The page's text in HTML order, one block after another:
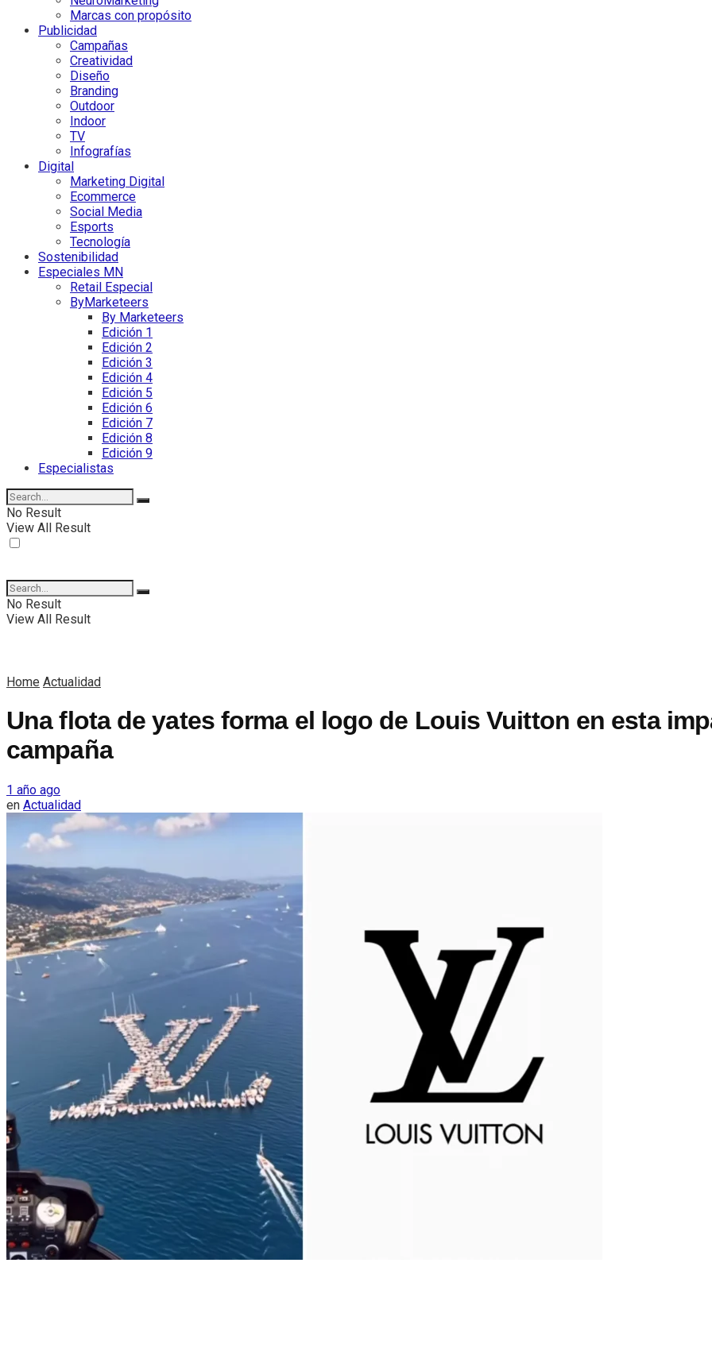
Marcas con propósito
Publicidad
Campañas
Creatividad
Diseño
Branding
Outdoor
Indoor
TV
Infografías
Digital
Marketing Digital
Ecommerce
Social Media
Esports
Tecnología
Sostenibilidad
Especiales MN
Retail Especial
ByMarketeers
By Marketeers
Edición 1
Edición 2
Edición 3
Edición 4
Edición 5
Edición 6
Edición 7
Edición 8
Edición 9
Especialistas
No Result
View All Result
No Result
View All Result
Home Actualidad
Una flota de yates forma el logo de Louis Vuitton en esta
campaña
1 año ago
en Actualidad